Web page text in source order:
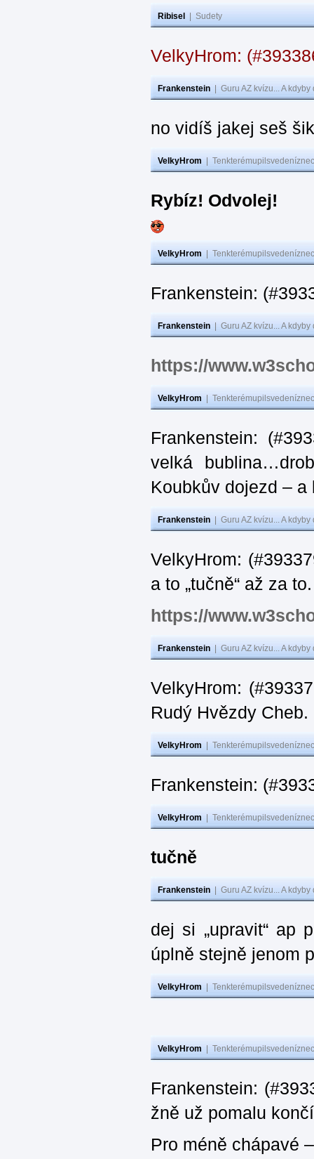
Ribisel Sudety
VelkyHrom:
Frankenstein Guru AZ kvízu... A
no vidíš jakej seš
VelkyHrom
Rybíz! Odvolej!
VelkyHrom
Frankenstein:
Frankenstein Guru AZ kvízu... A
https://
VelkyHrom
Frankenstein:
velká
Koubkův dojezd –
Frankenstein Guru AZ kvízu... A
VelkyHrom:
a to „tučně“ až za
https://
Frankenstein Guru AZ kvízu... A
VelkyHrom:
Rudý Hvězdy Cheb.
VelkyHrom
Frankenstein:
VelkyHrom
tučně
Frankenstein Guru AZ kvízu... A
dej si „upravit“ ap
úplně stejně jenom
VelkyHrom
VelkyHrom
Frankenstein:
žně už pomalu
Pro méně chápavé